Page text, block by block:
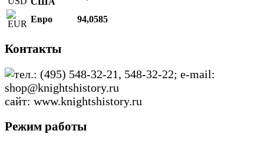
Евро 94,0585
Контакты
тел.: (495) 548-32-21, 548-32-22; e-mail:
shop@knightshistory.ru
сайт: www.knightshistory.ru
Режим работы